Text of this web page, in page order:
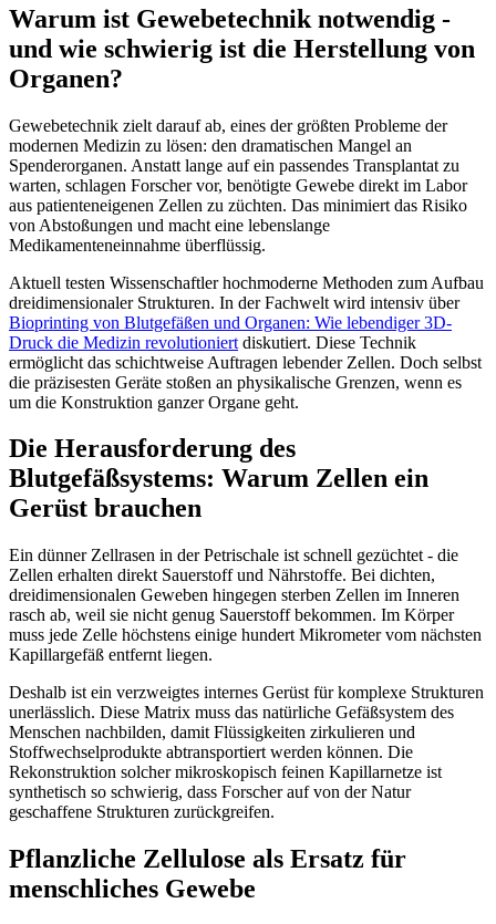
Warum ist Gewebetechnik notwendig -
und wie schwierig ist die Herstellung von
Organen?
Gewebetechnik zielt darauf ab, eines der größten Probleme der
modernen Medizin zu lösen: den dramatischen Mangel an
Spenderorganen. Anstatt lange auf ein passendes Transplantat zu
warten, schlagen Forscher vor, benötigte Gewebe direkt im Labor
aus patienteneigenen Zellen zu züchten. Das minimiert das Risiko
von Abstoßungen und macht eine lebenslange
Medikamenteneinnahme überflüssig.
Aktuell testen Wissenschaftler hochmoderne Methoden zum Aufbau
dreidimensionaler Strukturen. In der Fachwelt wird intensiv über
Bioprinting von Blutgefäßen und Organen: Wie lebendiger 3D-
Druck die Medizin revolutioniert diskutiert. Diese Technik
ermöglicht das schichtweise Auftragen lebender Zellen. Doch selbst
die präzisesten Geräte stoßen an physikalische Grenzen, wenn es
um die Konstruktion ganzer Organe geht.
Die Herausforderung des
Blutgefäßsystems: Warum Zellen ein
Gerüst brauchen
Ein dünner Zellrasen in der Petrischale ist schnell gezüchtet - die
Zellen erhalten direkt Sauerstoff und Nährstoffe. Bei dichten,
dreidimensionalen Geweben hingegen sterben Zellen im Inneren
rasch ab, weil sie nicht genug Sauerstoff bekommen. Im Körper
muss jede Zelle höchstens einige hundert Mikrometer vom nächsten
Kapillargefäß entfernt liegen.
Deshalb ist ein verzweigtes internes Gerüst für komplexe Strukturen
unerlässlich. Diese Matrix muss das natürliche Gefäßsystem des
Menschen nachbilden, damit Flüssigkeiten zirkulieren und
Stoffwechselprodukte abtransportiert werden können. Die
Rekonstruktion solcher mikroskopisch feinen Kapillarnetze ist
synthetisch so schwierig, dass Forscher auf von der Natur
geschaffene Strukturen zurückgreifen.
Pflanzliche Zellulose als Ersatz für
menschliches Gewebe